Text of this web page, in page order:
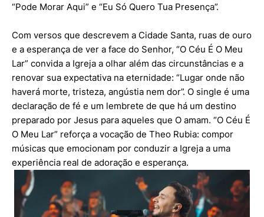
“Pode Morar Aqui” e “Eu Só Quero Tua Presença”.
Com versos que descrevem a Cidade Santa, ruas de ouro
e a esperança de ver a face do Senhor, “O Céu É O Meu
Lar” convida a Igreja a olhar além das circunstâncias e a
renovar sua expectativa na eternidade: “Lugar onde não
haverá morte, tristeza, angústia nem dor”. O single é uma
declaração de fé e um lembrete de que há um destino
preparado por Jesus para aqueles que O amam. “O Céu É
O Meu Lar” reforça a vocação de Theo Rubia: compor
músicas que emocionam por conduzir a Igreja a uma
experiência real de adoração e esperança.